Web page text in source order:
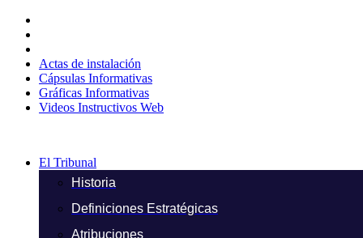
contenido
Actas de instalación
Cápsulas Informativas
Gráficas Informativas
Videos Instructivos Web
El Tribunal
Historia
Definiciones Estratégicas
Atribuciones